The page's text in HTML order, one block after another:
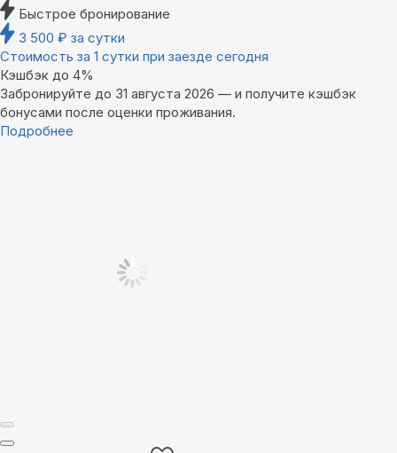
Быстрое бронирование
3 500 ₽ за сутки
Стоимость за 1 сутки при заезде сегодня
Кэшбэк до 4%
Забронируйте до 31 августа 2026 — и получите кэшбэк
бонусами после оценки проживания.
Подробнее